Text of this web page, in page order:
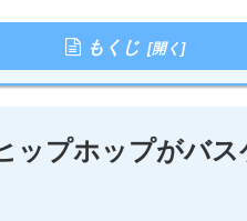
もくじ
ップホップがバ